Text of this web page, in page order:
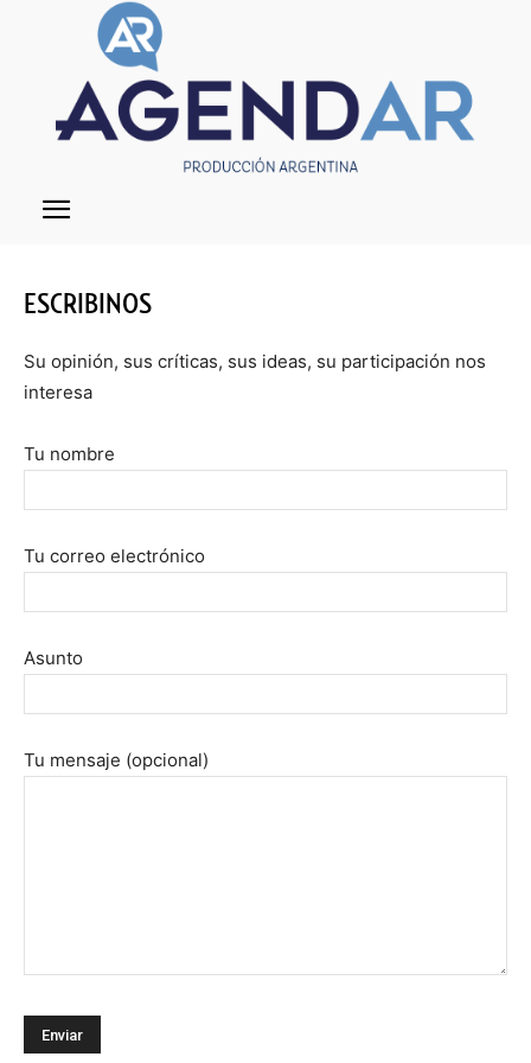
ESCRIBINOS
Su opinión, sus críticas, sus ideas, su participación nos
interesa
Tu nombre
Tu correo electrónico
Asunto
Tu mensaje (opcional)